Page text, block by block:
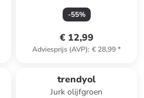
-55%
€ 12,99
Adviesprijs (AVP): € 28,99*
trendyol
Jurk olijfgroen